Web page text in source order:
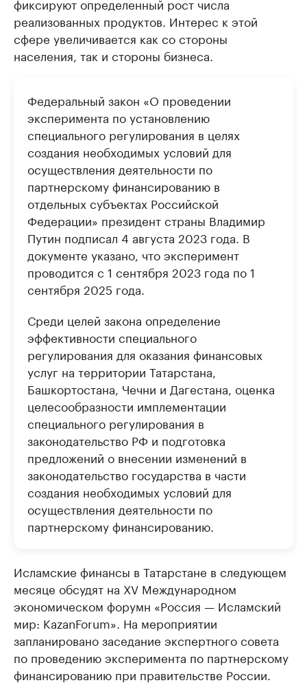
реализованных продуктов. Интерес к этой
сфере увеличивается как со стороны
населения, так и стороны бизнеса.
Федеральный закон «О проведении
эксперимента по установлению
специального регулирования в целях
создания необходимых условий для
осуществления деятельности по
партнерскому финансированию в
отдельных субъектах Российской
Федерации» президент страны Владимир
Путин подписал 4 августа 2023 года. В
документе указано, что эксперимент
проводится с 1 сентября 2023 года по 1
сентября 2025 года.
Среди целей закона определение
эффективности специального
регулирования для оказания финансовых
услуг на территории Татарстана,
Башкортостана, Чечни и Дагестана, оценка
целесообразности имплементации
специального регулирования в
законодательство РФ и подготовка
предложений о внесении изменений в
законодательство государства в части
создания необходимых условий для
осуществления деятельности по
партнерскому финансированию.
Исламские финансы в Татарстане в следующем
месяце обсудят на ХV Международном
экономическом форумн «Россия — Исламский
мир: KazanForum». На мероприятии
запланировано заседание экспертного совета
по проведению эксперимента по партнерскому
финансированию при правительстве России.